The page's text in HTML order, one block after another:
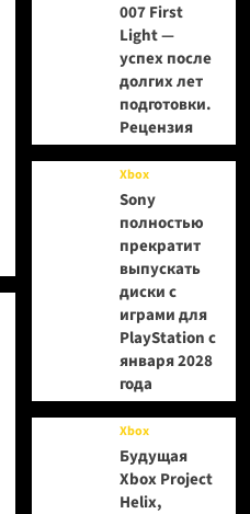
007 First
Light —
успех после
долгих лет
подготовки.
Рецензия
Xbox
Sony
полностью
прекратит
выпускать
диски с
играми для
PlayStation с
января 2028
года
Xbox
Будущая
Xbox Project
Helix,